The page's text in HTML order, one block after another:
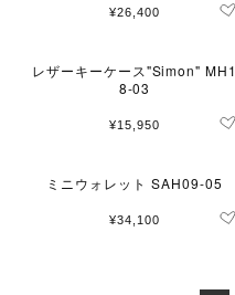
¥26,400
レザーキーケース"Simon" MH1
8-03
¥15,950
ミニウォレット SAH09-05
¥34,100